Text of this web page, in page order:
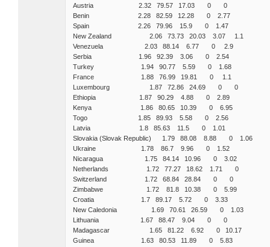
Austria 2.32 79.57 17.03 0 0
Benin 2.28 82.59 12.28 0 2.77
Spain 2.26 79.96 15.9 0 1.47
New Zealand 2.06 73.73 20.03 3.07 1.1
Venezuela 2.03 88.14 6.77 0 2.9
Serbia 1.96 92.39 3.06 0 2.54
Turkey 1.94 90.77 5.59 0 1.68
France 1.88 76.99 19.81 0 1.1
Luxembourg 1.87 72.86 24.69 0 0
Ethiopia 1.87 90.29 4.88 0 2.89
Kenya 1.86 80.65 10.39 0 6.95
Togo 1.85 89.93 5.58 0 2.56
Latvia 1.8 85.63 11.5 0 1.01
Slovakia (Slovak Republic) 1.79 88.08 8.88 0 1.06
Ukraine 1.78 86.7 9.96 0 1.52
Nicaragua 1.75 84.14 10.96 0 3.02
Netherlands 1.72 77.27 18.62 1.71 0
Switzerland 1.72 68.84 28.84 0 0
Zimbabwe 1.72 81.8 10.38 0 5.99
Croatia 1.7 89.17 5.72 0 3.33
New Caledonia 1.69 70.61 26.59 0 1.03
Lithuania 1.67 88.47 9.04 0 0
Madagascar 1.65 81.22 6.92 0 10.17
Guinea 1.63 80.53 11.89 0 5.83